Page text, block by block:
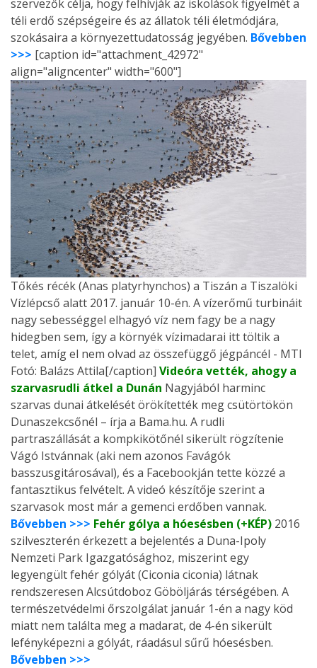
szervezők célja, hogy felhívják az iskolások figyelmét a
téli erdő szépségeire és az állatok téli életmódjára,
szokásaira a környezettudatosság jegyében. Bővebben
>>> [caption id="attachment_42972"
align="aligncenter" width="600"]
Tőkés récék (Anas platyrhynchos) a Tiszán a Tiszalöki
Vízlépcső alatt 2017. január 10-én. A vízerőmű turbináit
nagy sebességgel elhagyó víz nem fagy be a nagy
hidegben sem, így a környék vízimadarai itt töltik a
telet, amíg el nem olvad az összefüggő jégpáncél - MTI
Fotó: Balázs Attila[/caption] Videóra vették, ahogy a
szarvasrudli átkel a Dunán Nagyjából harminc
szarvas dunai átkelését örökítették meg csütörtökön
Dunaszekcsőnél – írja a Bama.hu. A rudli
partraszállását a kompkikötőnél sikerült rögzítenie
Vágó Istvánnak (aki nem azonos Favágók
basszusgitárosával), és a Facebookján tette közzé a
fantasztikus felvételt. A videó készítője szerint a
szarvasok most már a gemenci erdőben vannak.
Bővebben >>> Fehér gólya a hóesésben (+KÉP) 2016
szilveszterén érkezett a bejelentés a Duna-Ipoly
Nemzeti Park Igazgatósághoz, miszerint egy
legyengült fehér gólyát (Ciconia ciconia) látnak
rendszeresen Alcsútdoboz Göböljárás térségében. A
természetvédelmi őrszolgálat január 1-én a nagy köd
miatt nem találta meg a madarat, de 4-én sikerült
lefényképezni a gólyát, ráadásul sűrű hóesésben.
Bővebben >>>